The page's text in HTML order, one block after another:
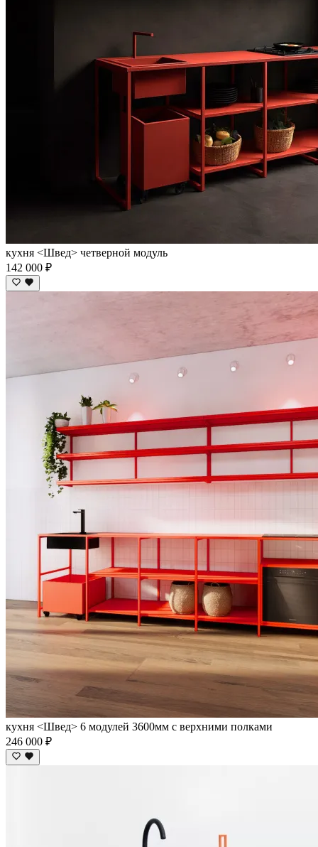
кухня <Швед> четверной модуль
142 000 ₽
кухня <Швед> 6 модулей 3600мм с верхними полками
246 000 ₽